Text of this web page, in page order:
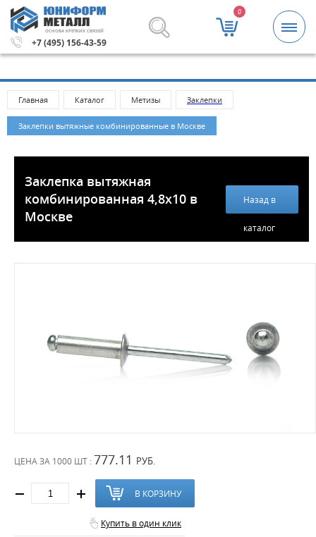
ОСНОВА КРЕПКИХ СВЯЗЕЙ
+7 (495) 156-43-59
0
Метизы и крепежные изделия оптом.
Главная Каталог Метизы Заклепки
Заклепки вытяжные комбинированные в Москве
Заклепка вытяжная
комбинированная 4,8х10 в
Москве
Назад в
каталог
ЦЕНА ЗА 1000 ШТ : 777.11 РУБ.
В КОРЗИНУ
Купить в один клик